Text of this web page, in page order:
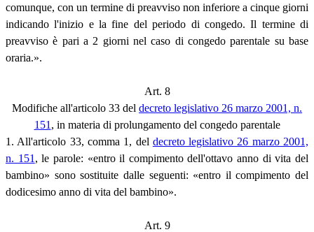
comunque, con un termine di preavviso non inferiore a cinque giorni
indicando l'inizio e la fine del periodo di congedo. Il termine di
preavviso è pari a 2 giorni nel caso di congedo parentale su base
oraria.».
Art. 8
Modifiche all'articolo 33 del decreto legislativo 26 marzo 2001, n.
151 , in materia di prolungamento del congedo parentale
1. All'articolo 33, comma 1, del decreto legislativo 26 marzo 2001,
n. 151 , le parole: «entro il compimento dell'ottavo anno di vita del
bambino» sono sostituite dalle seguenti: «entro il compimento del
dodicesimo anno di vita del bambino».
Art. 9